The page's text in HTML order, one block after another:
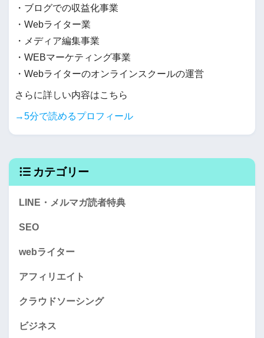
・ブログでの収益化事業
・Webライター業
・メディア編集事業
・WEBマーケティング事業
・Webライターのオンラインスクールの運営
さらに詳しい内容はこちら
→5分で読めるプロフィール
カテゴリー
LINE・メルマガ読者特典
SEO
webライター
アフィリエイト
クラウドソーシング
ビジネス